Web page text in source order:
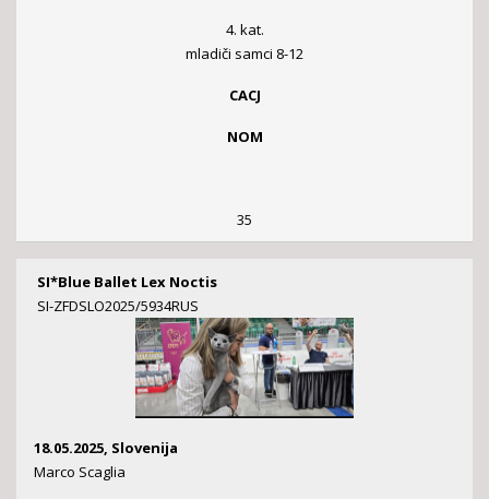
4. kat.
mladiči samci 8-12
CACJ
NOM
35
SI*Blue Ballet Lex Noctis
SI-ZFDSLO2025/5934RUS
18.05.2025, Slovenija
Marco Scaglia